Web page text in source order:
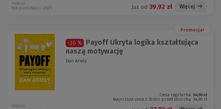
Już od: 39,92 zł Więcej
relacja
Rok publikacji: 2021
Promocja!
-20 %
Payoff Ukryta logika kształtująca
naszą motywację
Dan Ariely
Cena regularna: 34,90 zł
Najniższa cena z 30 dni przed obniżką: 34,90 zł
relacja